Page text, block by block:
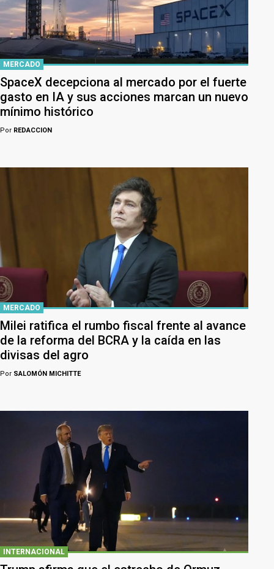
MERCADO
SpaceX decepciona al mercado por el fuerte
gasto en IA y sus acciones marcan un nuevo
mínimo histórico
Por REDACCION
MERCADO
Milei ratifica el rumbo fiscal frente al avance
de la reforma del BCRA y la caída en las
divisas del agro
Por SALOMÓN MICHITTE
INTERNACIONAL